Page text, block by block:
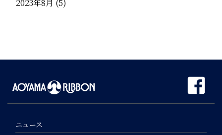
2023年8月 (5)
ニュース